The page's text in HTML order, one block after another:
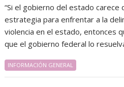
“Si el gobierno del estado carece
estrategia para enfrentar a la
violencia en el estado, entonces
que el gobierno federal lo
INFORMACIÓN GENERAL